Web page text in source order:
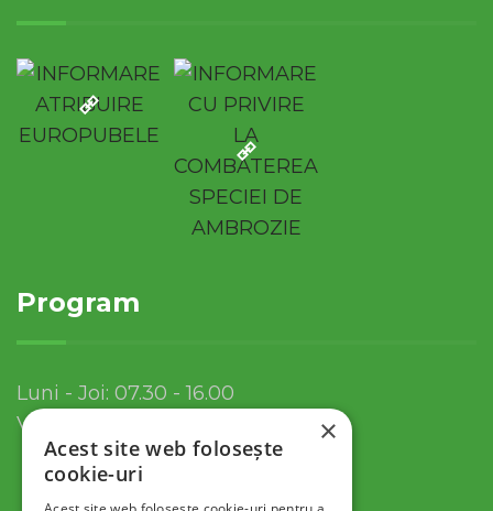
Program
Luni - Joi: 07.30 - 16.00
Vineri: 07.30 - 13.30
×
Acest site web folosește
cookie-uri